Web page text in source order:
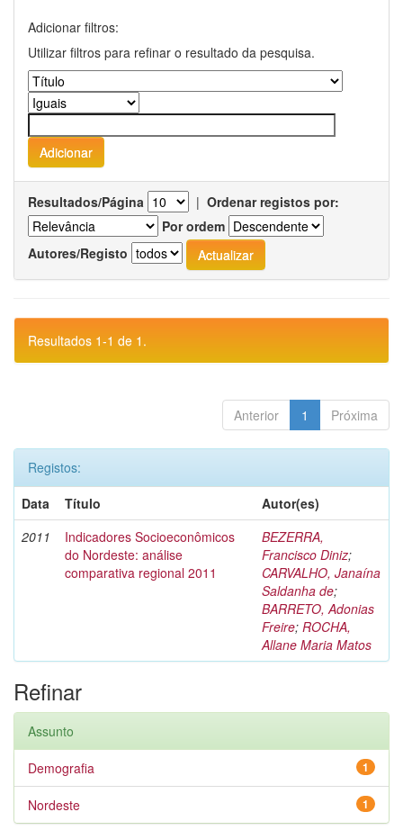
Adicionar filtros:
Utilizar filtros para refinar o resultado da pesquisa.
Resultados/Página | Ordenar registos por:
Por ordem
Autores/Registo
Resultados 1-1 de 1.
Anterior 1 Próxima
Registos:
Data
Título
Autor(es)
2011
Indicadores Socioeconômicos
do Nordeste: análise
comparativa regional 2011
BEZERRA,
Francisco Diniz;
CARVALHO, Janaína
Saldanha de;
BARRETO, Adonias
Freire; ROCHA,
Allane Maria Matos
Refinar
Assunto
1
Demografia
1
Nordeste